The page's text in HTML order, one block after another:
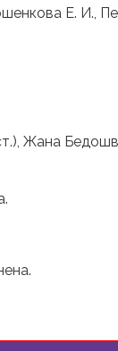
Е. И.,
Жана